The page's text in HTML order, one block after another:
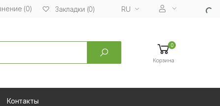
(0) Закладки (0) RU
0
Корзина
Контакты